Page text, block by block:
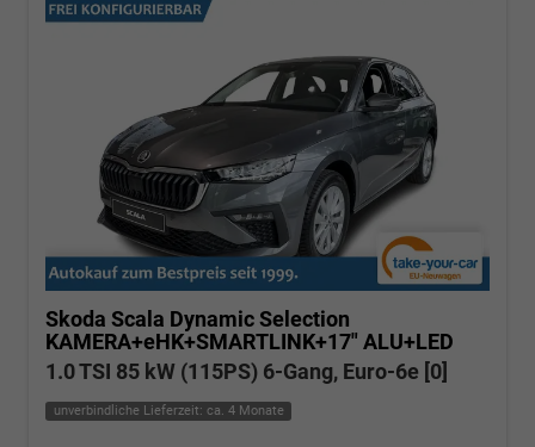
Skoda Scala Dynamic Selection
KAMERA+eHK+SMARTLINK+17" ALU+LED
1.0 TSI 85 kW (115PS) 6-Gang, Euro-6e [0]
unverbindliche Lieferzeit: ca. 4 Monate